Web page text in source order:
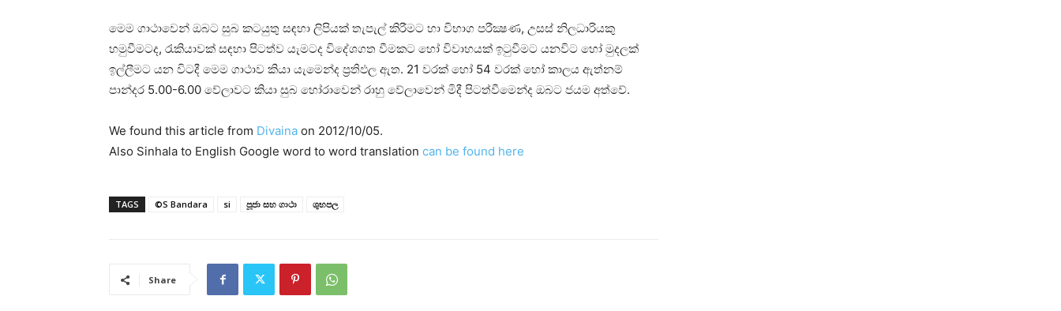
මෙම ගාථාවෙන් ඔබට සුබ කටයුතු සඳහා ලිපියක්‌ තැපැල් කිරීමට හා විභාග පරීක්‍ෂණ, උසස්‌ නිලධාරියකු
හමුවීමටද, රැකියාවක්‌ සඳහා පිටත්ව යැමටද විදේශගත වීමකට හෝ විවාහයක්‌ ඉටුවීමට යනවිට හෝ මුදලක්‌
ඉල්ලීමට යන විටදී මෙම ගාථාව කියා යැමෙන්ද ප්‍රතිඵල ඇත. 21 වරක්‌ හෝ 54 වරක්‌ හෝ කාලය ඇත්නම්
පාන්දර 5.00-6.00 වේලාවට කියා සුබ හෝරාවෙන් රාහු වේලාවෙන් මිදී පිටත්වීමෙන්ද ඔබට ජයම අත්වේ.
We found this article from Divaina on 2012/10/05.
Also Sinhala to English Google word to word translation can be found here
TAGS ©S Bandara si පූජා සහ ගාථා ශුභපල
Share